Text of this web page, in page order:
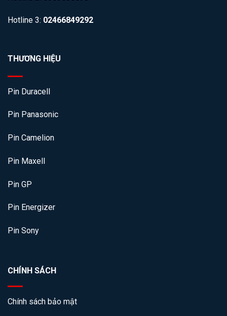
Hotline 3: 02466849292
THƯƠNG HIỆU
Pin Duracell
Pin Panasonic
Pin Camelion
Pin Maxell
Pin GP
Pin Energizer
Pin Sony
CHÍNH SÁCH
Chính sách bảo mật